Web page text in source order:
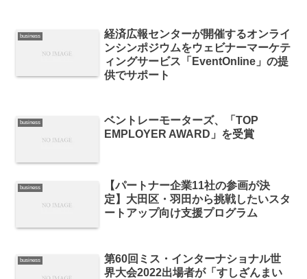
business
経済広報センターが開催するオンライ
ンシンポジウムをウェビナーマーケテ
ィングサービス「EventOnline」の提
供でサポート
business
ベントレーモーターズ、「TOP
EMPLOYER AWARD」を受賞
business
【パートナー企業11社の参画が決
定】大田区・羽田から挑戦したいスタ
ートアップ向け支援プログラム
business
第60回ミス・インターナショナル世
界大会2022出場者が「すしざんまい